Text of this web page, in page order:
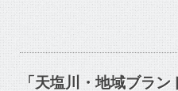
「天塩川・地域ブラ